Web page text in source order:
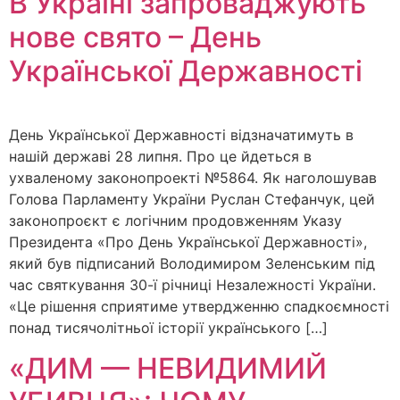
нове свято – День
Української Державності
День Української Державності відзначатимуть в
нашій державі 28 липня. Про це йдеться в
ухваленому законопроекті №5864. Як наголошував
Голова Парламенту України Руслан Стефанчук, цей
законопроєкт є логічним продовженням Указу
Президента «Про День Української Державності»,
який був підписаний Володимиром Зеленським під
час святкування 30-ї річниці Незалежності України.
«Це рішення сприятиме утвердженню спадкоємності
понад тисячолітньої історії українського […]
«ДИМ — НЕВИДИМИЙ